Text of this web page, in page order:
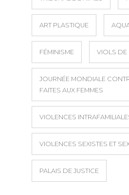
ART PLASTIQUE
FÉMINISME VIOLS DE
JOURNÉE MONDIALE
FAITES AUX FEMMES
VIOLENCES
VIOLENCES SEXISTES ET
PALAIS DE JUSTICE